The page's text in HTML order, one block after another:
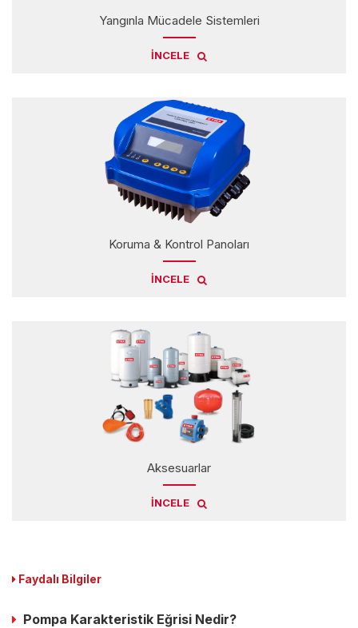
Yangınla Mücadele Sistemleri
İNCELE
Koruma & Kontrol Panoları
İNCELE
Aksesuarlar
İNCELE
Faydalı Bilgiler
Pompa Karakteristik Eğrisi Nedir?